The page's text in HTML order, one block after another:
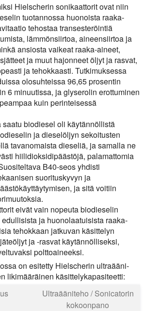
Hielscherin sonikaattorit ovat niin
tuotannossa huonoista raaka-
tehostaa transesteröintiä
lämmönsiirtoa, aineensiirtoa ja
ansiosta vaikeat raaka-aineet,
ja muut hajonneet öljyt ja rasvat,
ja tehokkaasti. Tutkimuksessa
olosuhteissa 96,65 prosentin
6 minuutissa, ja glyserolin erottuminen
kuin perinteisessä
saatu biodiesel oli käytännöllistä
ja dieselöljyn sekoitusten
tavanomaista dieseliä, ja samalla ne
hiilidioksidipäästöjä, palamattomia
B40-seos yhdisti
suorituskyvyn ja
ja sitä voitiin
eivät vain nopeuta biodieselin
ja huonolaatuisista raaka-
tehokkaan jatkuvan käsittelyn
ja -rasvat käytännölliseksi,
polttoaineeksi.
on esitetty Hielscherin ultraääni-
likimääräinen käsittelykapasiteetti:
Ultraääniteho / Sonicatorin
kokoonpano